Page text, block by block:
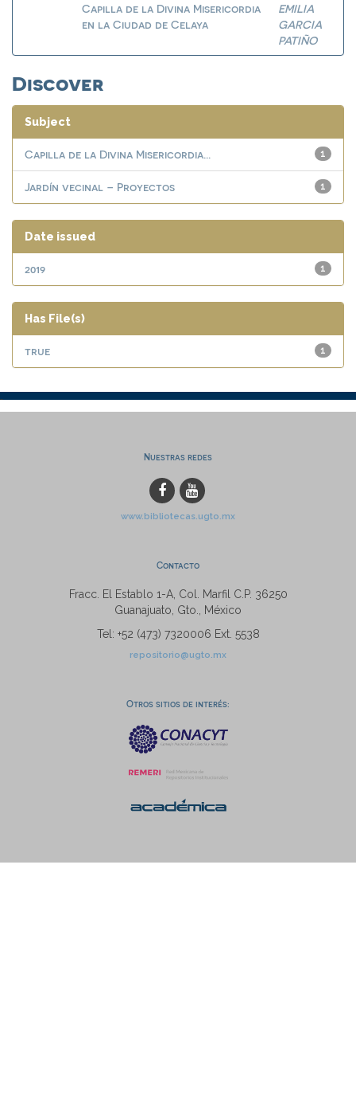
Capilla de la Divina Misericordia
en la Ciudad de Celaya
EMILIA
GARCIA
PATIÑO
Discover
Subject
1
Capilla de la Divina Misericordia...
1
Jardín vecinal – Proyectos
Date issued
1
2019
Has File(s)
1
true
Nuestras redes
www.bibliotecas.ugto.mx
Contacto
Fracc. El Establo 1-A, Col. Marfil C.P. 36250
Guanajuato, Gto., México
Tel: +52 (473) 7320006 Ext. 5538
repositorio@ugto.mx
Otros sitios de interés: